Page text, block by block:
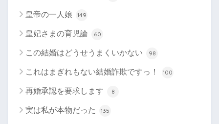
皇帝の一人娘 149
皇妃さまの育児論 60
この結婚はどうせうまくいかない 98
これはまぎれもない結婚詐欺ですっ！ 100
再婚承認を要求します 8
実は私が本物だった 135